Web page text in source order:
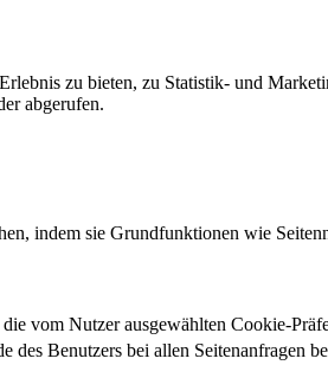
zu bieten, zu Statistik- und
abgerufen.
indem sie Grundfunktionen wie
vom Nutzer ausgewählten Cookie-
des Benutzers bei allen Seitenanfragen